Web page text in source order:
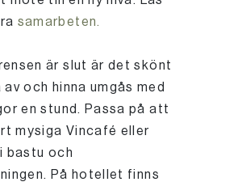
samarbeten.
är slut är det skönt
och hinna umgås med
en stund. Passa på att
mysiga Vincafé eller
bastu och
På hotellet finns